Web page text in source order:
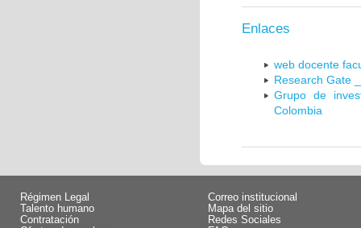
Enlaces
web docente
Research Gate
Grupo de
Colombia
Régimen Legal
Talento humano
Contratación
Correo institucional
Mapa del sitio
Redes Sociales